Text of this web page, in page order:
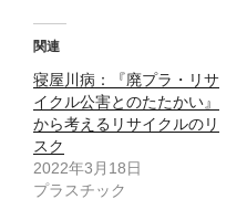
t
t
e
r
で
有
(
新
し
共
有
す
る
に
ク
リ
関連
寝屋川病：『廃プラ・リサ
イクル公害とのたたかい』
から考えるリサイクルのリ
スク
2022年3月18日
プラスチック